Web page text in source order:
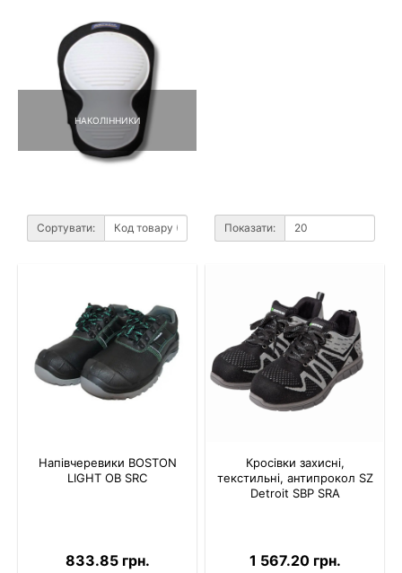
НАКОЛІННИКИ
Сортувати: Показати:
Напівчеревики BOSTON
LIGHT OB SRC
833.85 грн.
Кросівки захисні,
текстильні, антипрокол SZ
Detroit SBP SRA
1 567.20 грн.